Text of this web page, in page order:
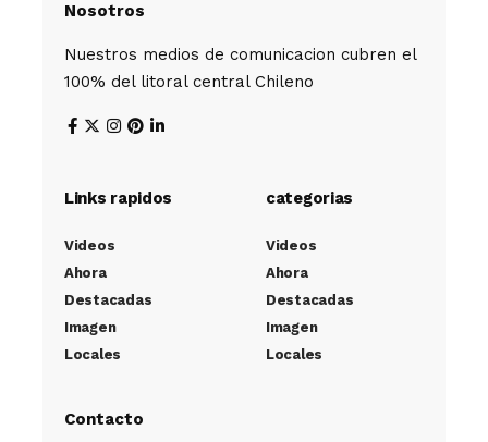
Nosotros
Nuestros medios de comunicacion cubren el
100% del litoral central Chileno
Links rapidos
Videos
Ahora
Destacadas
Imagen
Locales
categorias
Videos
Ahora
Destacadas
Imagen
Locales
Contacto